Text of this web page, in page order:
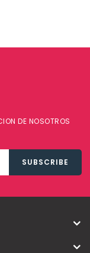
DE NOSOTROS